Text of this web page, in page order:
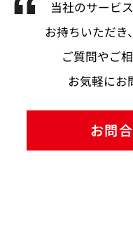
当社のサービ
お持ちいただき
ご質問やご
お気軽にお
お問